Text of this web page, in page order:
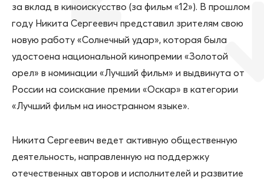
за вклад в киноискусство (за фильм «12»). В прошлом
году Никита Сергеевич представил зрителям свою
новую работу «Солнечный удар», которая была
удостоена национальной кинопремии «Золотой
орел» в номинации «Лучший фильм» и выдвинута от
России на соискание премии «Оскар» в категории
«Лучший фильм на иностранном языке».
Никита Сергеевич ведет активную общественную
деятельность, направленную на поддержку
отечественных авторов и исполнителей и развитие